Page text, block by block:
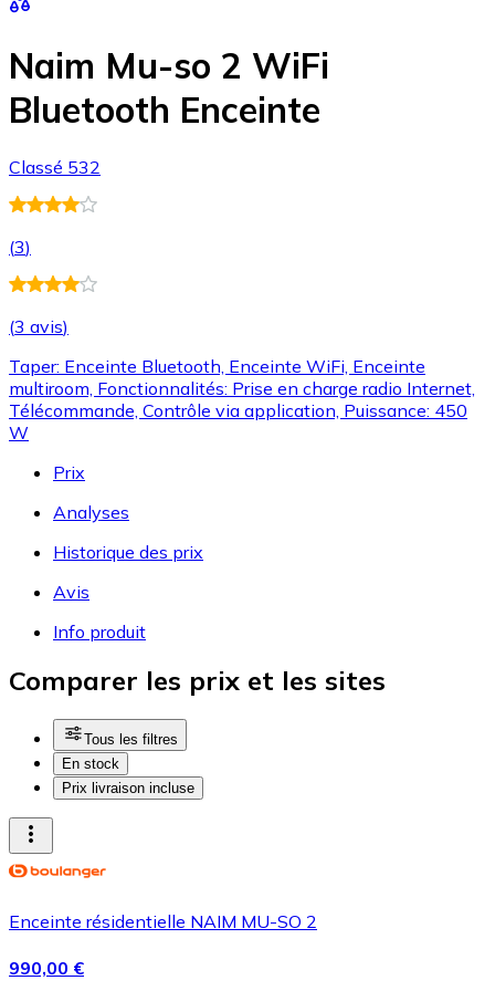
Naim Mu-so 2 WiFi
Bluetooth Enceinte
Classé 532
(3)
(3 avis)
Taper: Enceinte Bluetooth, Enceinte WiFi, Enceinte
multiroom, Fonctionnalités: Prise en charge radio Internet,
Télécommande, Contrôle via application, Puissance: 450
W
Prix
Analyses
Historique des prix
Avis
Info produit
Comparer les prix et les sites
Tous les filtres
En stock
Prix livraison incluse
Enceinte résidentielle NAIM MU-SO 2
990,00 €